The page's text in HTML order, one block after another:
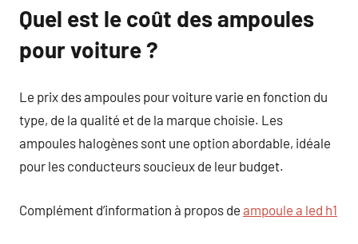
Quel est le coût des ampoules
pour voiture ?
Le prix des ampoules pour voiture varie en fonction du
type, de la qualité et de la marque choisie. Les
ampoules halogènes sont une option abordable, idéale
pour les conducteurs soucieux de leur budget.
Complément d’information à propos de ampoule a led h1